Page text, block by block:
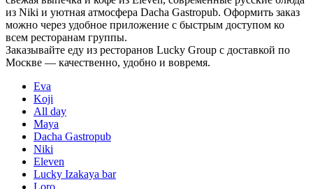
из Niki и уютная атмосфера Dacha Gastropub. Оформить заказ
можно через удобное приложение с быстрым доступом ко
всем ресторанам группы.
Заказывайте еду из ресторанов Lucky Group с доставкой по
Москве — качественно, удобно и вовремя.
Eva
Koji
All day
Maya
Dacha Gastropub
Niki
Eleven
Lucky Izakaya bar
Loro